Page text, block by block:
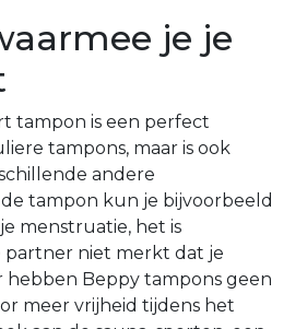
je je
tampon is een perfect
tampons, maar is ook
andere
tampon kun je bijvoorbeeld
menstruatie, het is
partner niet merkt dat je
hebben Beppy tampons geen
meer vrijheid tijdens het